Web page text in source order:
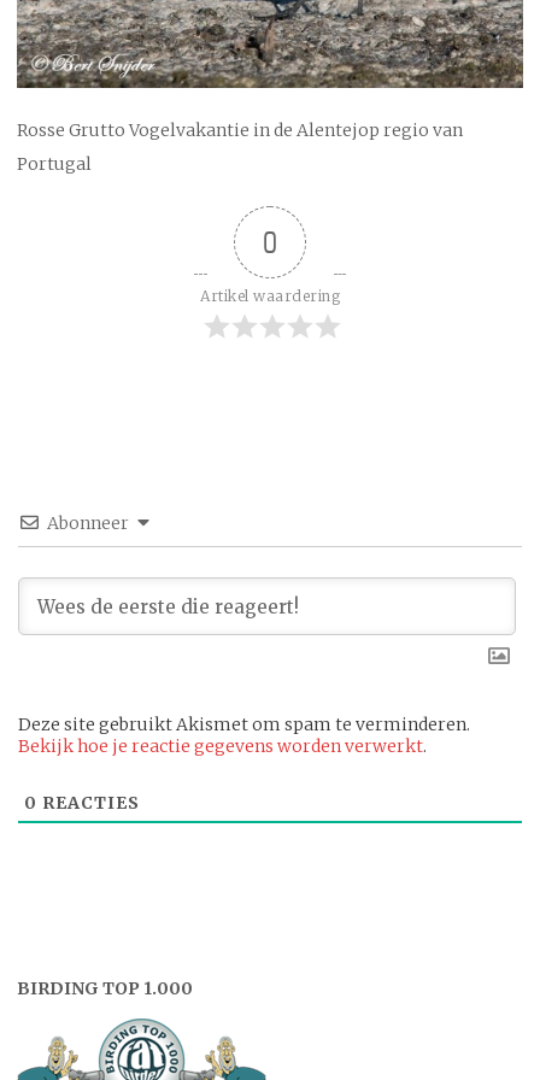
Rosse Grutto Vogelvakantie in de Alentejop regio van
Portugal
0
Artikel waardering
Abonneer
Deze site gebruikt Akismet om spam te verminderen.
Bekijk hoe je reactie gegevens worden verwerkt.
0 REACTIES
BIRDING TOP 1.000